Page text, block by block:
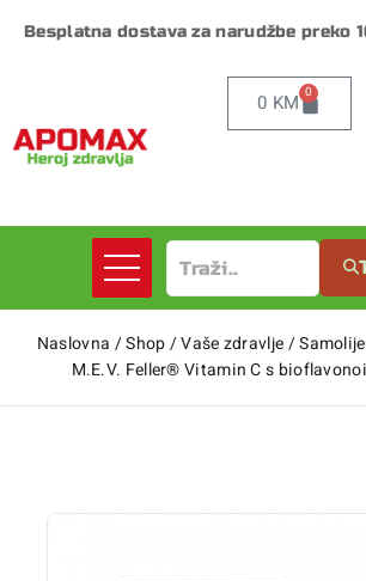
Besplatna dostava za narudžbe preko
0 KM 0
Naslovna /Shop/Vaše zdravlje/
M.E.V. Feller® Vitamin C s